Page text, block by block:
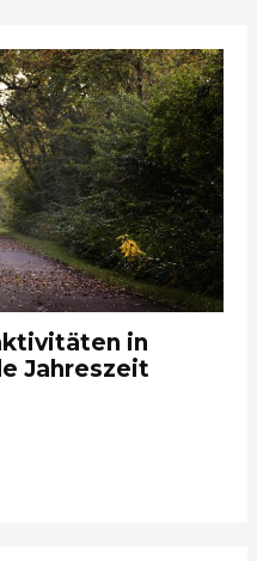
in
Jahreszeit